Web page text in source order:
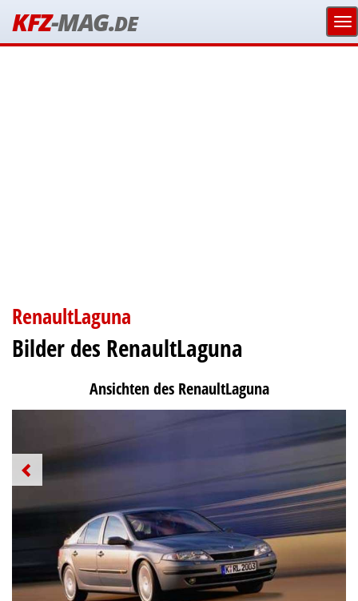
KFZ-MAG.DE
RenaultLaguna
Bilder des RenaultLaguna
Ansichten des RenaultLaguna